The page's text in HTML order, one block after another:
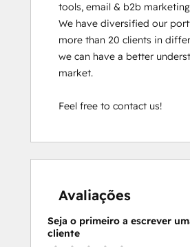
tools, email & b2b
We have diversified our
more than 20 clients in
we can have a better
market.
Feel free to contact us!
Avaliações
Seja o primeiro a escrever
cliente